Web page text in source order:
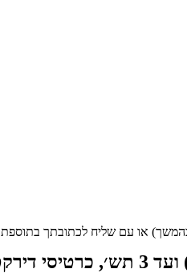
או עם שליח לכתובתך בתוספת 35 ₪
בנקאית.